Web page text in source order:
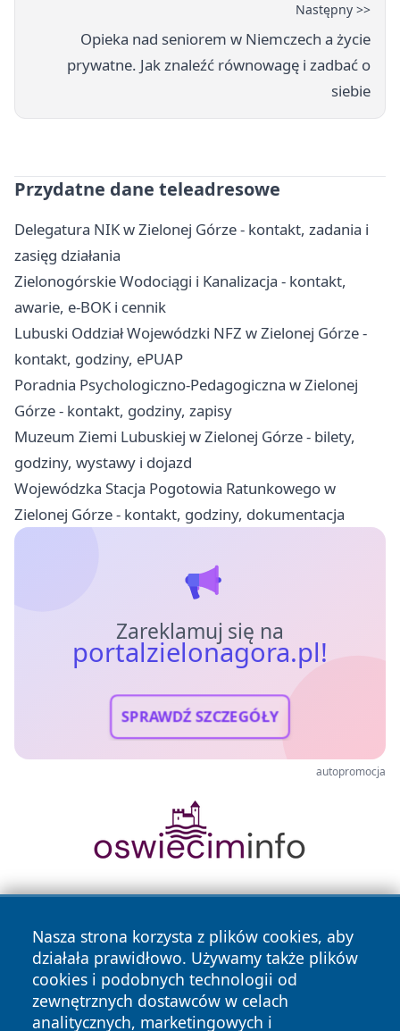
Następny >>
Opieka nad seniorem w Niemczech a życie
prywatne. Jak znaleźć równowagę i zadbać o
siebie
Przydatne dane teleadresowe
Delegatura NIK w Zielonej Górze - kontakt, zadania i
zasięg działania
Zielonogórskie Wodociągi i Kanalizacja - kontakt,
awarie, e-BOK i cennik
Lubuski Oddział Wojewódzki NFZ w Zielonej Górze -
kontakt, godziny, ePUAP
Poradnia Psychologiczno-Pedagogiczna w Zielonej
Górze - kontakt, godziny, zapisy
Muzeum Ziemi Lubuskiej w Zielonej Górze - bilety,
godziny, wystawy i dojazd
Wojewódzka Stacja Pogotowia Ratunkowego w
Zielonej Górze - kontakt, godziny, dokumentacja
Zareklamuj się na
portalzielonagora.pl!
SPRAWDŹ SZCZEGÓŁY
autopromocja
Nasza strona korzysta z plików cookies, aby
działała prawidłowo. Używamy także plików
cookies i podobnych technologii od
zewnętrznych dostawców w celach
analitycznych, marketingowych i
Copyright © 2026 portalzielonagora.pl Wszystkie prawa
zastrzeżone.